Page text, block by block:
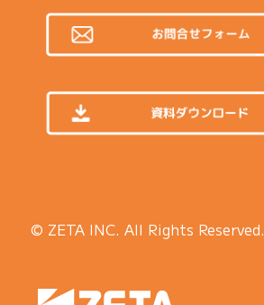
© ZETA INC. All Rights Reserved.